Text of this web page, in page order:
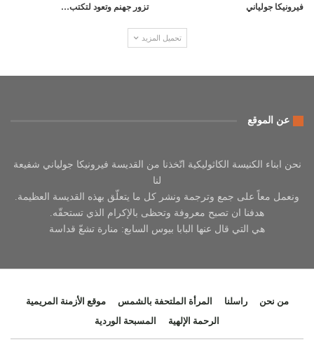
فيرونيكا جولياني
تزور جهنم وتعود لتكتب…
تحميل المزيد
عن الموقع
نحن ابناء الكنيسة الكاثوليكية اتّخذنا من القديسة فيرونيكا جولياني شفيعة
لنا
ونعمل معاً على جمع وترجمة ونشر كل ما يتعلّق بهذه القديسة العظيمة.
هدفنا ان تصبح معروفة وتحظى بالإكرام الذي تستحقّه.
هي التي قال عنها البابا بيوس السابع: منارة تشعّ قداسة
من نحن راسلنا المرأة الملتحفة بالشمس
موقع الأزمنة المريمية
الرحمة الإلهية
المسبحة الوردية